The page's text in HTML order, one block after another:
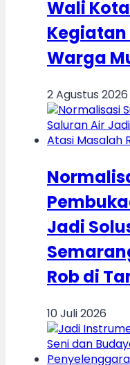
Wali
Warga
2 Agustus 2026
Jadi
Rob di
10 Juli 2026